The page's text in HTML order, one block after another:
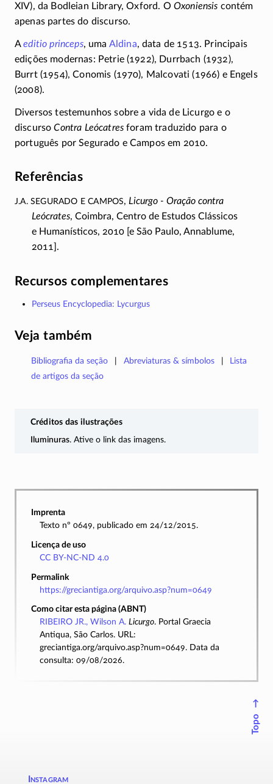
XIV), da Bodleian Library, Oxford. O Oxoniensis contém
apenas partes do discurso.
Aeditio princeps, uma Aldina, data de 1513. Principais
edições modernas: Petrie (1922), Durrbach (1932),
Burrt (1954), Conomis (1970), Malcovati (1966) e Engels
(2008).
Diversos testemunhos sobre a vida de Licurgo e o
discursoContra Leócatres foram traduzido para o
português por Segurado e Campos em 2010.
Referências
J.A. Segurado e Campos,Licurgo - Oração contra
Leócrates, Coimbra, Centro de Estudos Clássicos
e Humanísticos, 2010 [e São Paulo, Annablume,
2011].
Recursos complementares
Perseus Encyclopedia: Lycurgus
Veja também
Bibliografia da seção Abreviaturas & símbolos
Lista
de artigos da seção
Créditos das ilustrações
Iluminuras. Ative o link das imagens.
Imprenta
Texto nº 0649, publicado em 24/12/2015.
Licença de uso
CC BY-NC-ND 4.0
Permalink
https://greciantiga.org/arquivo.asp?num=0649
Como citar esta página (ABNT)
RIBEIRO JR., Wilson A. Licurgo. Portal Graecia
Antiqua, São Carlos. URL:
greciantiga.org/arquivo.asp?num=0649. Data da
consulta: 09/08/2026.
↑
Topo
Instagram